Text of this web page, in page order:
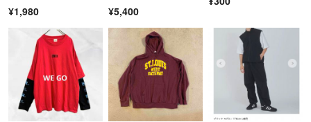
¥1,980 ¥5,400